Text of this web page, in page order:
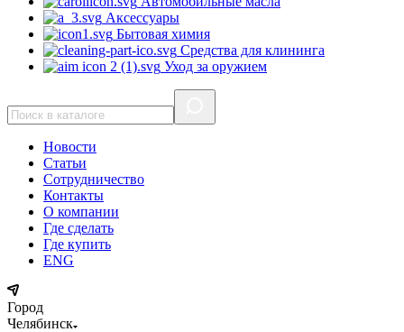
Аксессуары
Бытовая химия
Средства для клининга
Уход за оружием
Новости
Статьи
Сотрудничество
Контакты
О компании
Где сделать
Где купить
ENG
Город
Челябинск